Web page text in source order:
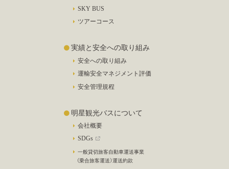
SKY BUS
ツアーコース
実績と安全への取り組み
安全への取り組み
運輸安全マネジメント評価
安全管理規程
明星観光バスについて
会社概要
SDGs
一般貸切旅客自動車運送事業
（乗合旅客運送）運送約款